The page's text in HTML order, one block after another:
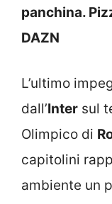
panchina.
DAZN
L’ultimo
dall’Inter sul
Olimpico di
capitolini
ambiente un